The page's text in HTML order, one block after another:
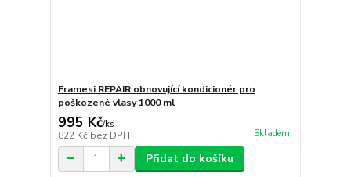
Framesi REPAIR obnovující kondicionér pro
poškozené vlasy 1000 ml
995 Kč/ks
822 Kč bez DPH Skladem
Přidat do košíku